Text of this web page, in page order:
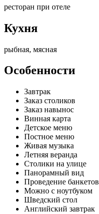
ресторан при отеле
Кухня
рыбная, мясная
Особенности
​Завтрак​
Заказ столиков
​Заказ навынос
​Винная карта​
Детское меню
​Постное меню​
Живая музыка
​Летняя веранда​
Столики на улице​
Панорамный вид​
Проведение банкетов
​Можно с ноутбуком​
Шведский стол​
Английский завтрак